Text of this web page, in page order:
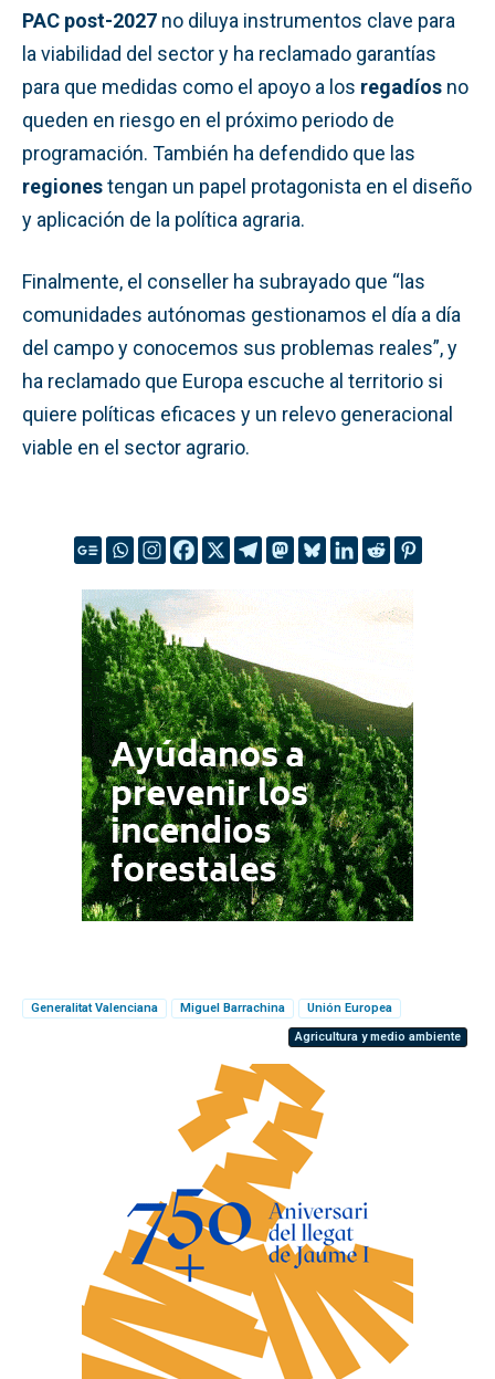
PAC post-2027 no diluya instrumentos clave para
la viabilidad del sector y ha reclamado garantías
para que medidas como el apoyo a los regadíos no
queden en riesgo en el próximo periodo de
programación. También ha defendido que las
regionestengan un papel protagonista en el diseño
y aplicación de la política agraria.
Finalmente, el conseller ha subrayado que “las
comunidades autónomas gestionamos el día a día
del campo y conocemos sus problemas reales”, y
ha reclamado que Europa escuche al territorio si
quiere políticas eficaces y un relevo generacional
viable en el sector agrario.
Generalitat Valenciana Miguel Barrachina
Unión Europea
Agricultura y medio ambiente